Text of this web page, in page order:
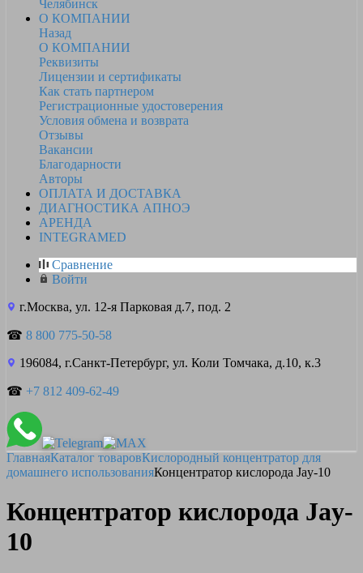
Челябинск
О КОМПАНИИ
Назад
О КОМПАНИИ
Реквизиты
Лицензии и сертификаты
Как стать партнером
Регистрационные удостоверения
Условия обмена и возврата
Отзывы
Вакансии
Благодарности
Авторы
ОПЛАТА И ДОСТАВКА
ДИАГНОСТИКА АПНОЭ
АРЕНДА
INTEGRAMED
Сравнение
Войти
г.Москва, ул. 12-я Парковая д.7, под. 2
☎ 8 800 775-50-58
196084, г.Санкт-Петербург, ул. Коли Томчака, д.10, к.3
☎ +7 812 409-62-49
ГлавнаяКаталог товаровКислородный концентратор для
домашнего использованияКонцентратор кислорода Jay-10
Концентратор кислорода Jay-
10